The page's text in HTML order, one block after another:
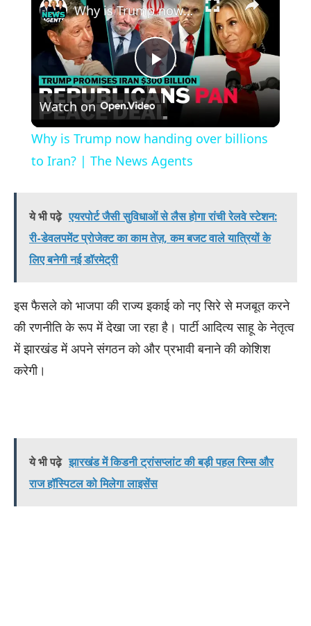
Play
Video
Why is Trump now handing over billions to Iran? | The News Agents
Watch on
Why is Trump now handing over billions
to Iran? | The News Agents
ये भी पढ़े एयरपोर्ट जैसी सुविधाओं से लैस होगा रांची रेलवे स्टेशन:
री-डेवलपमेंट प्रोजेक्ट का काम तेज़, कम बजट वाले यात्रियों के
लिए बनेगी नई डॉरमेट्री
इस फैसले को भाजपा की राज्य इकाई को नए सिरे से मजबूत करने
की रणनीति के रूप में देखा जा रहा है। पार्टी आदित्य साहू के नेतृत्व
में झारखंड में अपने संगठन को और प्रभावी बनाने की कोशिश
करेगी।
ये भी पढ़े झारखंड में किडनी ट्रांसप्लांट की बड़ी पहल रिम्स और
राज हॉस्पिटल को मिलेगा लाइसेंस